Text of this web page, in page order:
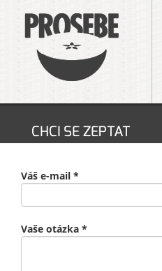
CHCI SE ZEPTAT
Váš e-mail *
Vaše otázka *